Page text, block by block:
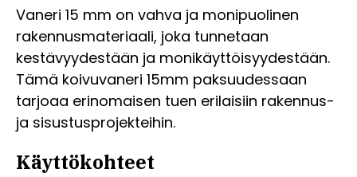
Vaneri 15 mm on vahva ja monipuolinen
rakennusmateriaali, joka tunnetaan
kestävyydestään ja monikäyttöisyydestään.
Tämä koivuvaneri 15mm paksuudessaan
tarjoaa erinomaisen tuen erilaisiin rakennus-
ja sisustusprojekteihin.
Käyttökohteet